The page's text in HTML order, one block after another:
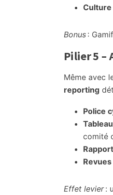
Culture
Bonus :
Pilier 5 –
Même avec
reporting
Police
comité
Effet levier: